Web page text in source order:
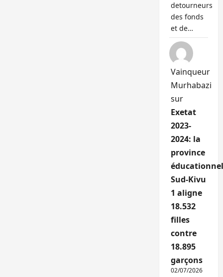
detourneurs
des fonds
et de…
Vainqueur
Murhabazi
sur
Exetat
2023-
2024: la
province
Sud-Kivu
1 aligne
18.532
filles
contre
18.895
garçons
02/07/2026